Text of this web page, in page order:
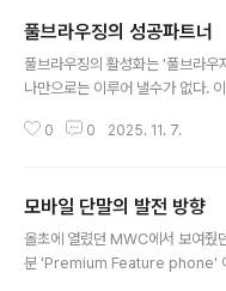
풀브라우징의 성공파트너
풀브라우징의 활성화는 '풀브라
나만으로는 이루어 낼수가 없다.
합리적인 패킷 정액제가 톱니바퀴
바일 웹 사용 트렌드를 비교하였다
트렌드를 각각 조사해보았더니
으로 영국의 2시간 30분에 비해서
0 0 2025. 11. 7.
모바일 단말의 발전 방향
올초에 열렸던 MWC에서 보여줬
분 'Premium Feature phone'